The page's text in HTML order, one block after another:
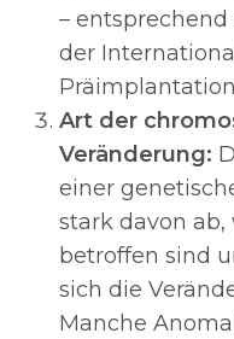
–
der
Art der
Veränderung:
einer
stark davon
betroffen sind
sich die
Manche